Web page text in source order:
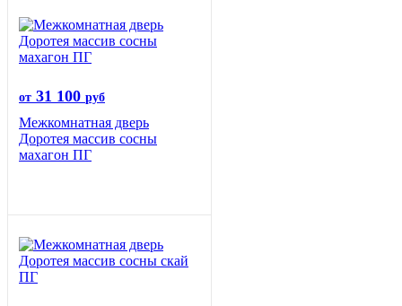
от 31 100 руб
Межкомнатная дверь
Доротея массив сосны
махагон ПГ